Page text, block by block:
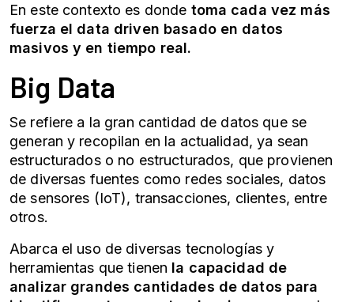
En este contexto es donde toma cada vez más
fuerza el data driven basado en datos
masivos y en tiempo real.
Big Data
Se refiere a la gran cantidad de datos que se
generan y recopilan en la actualidad, ya sean
estructurados o no estructurados, que provienen
de diversas fuentes como redes sociales, datos
de sensores (IoT), transacciones, clientes, entre
otros.
Abarca el uso de diversas tecnologías y
herramientas que tienen la capacidad de
analizar grandes cantidades de datos para